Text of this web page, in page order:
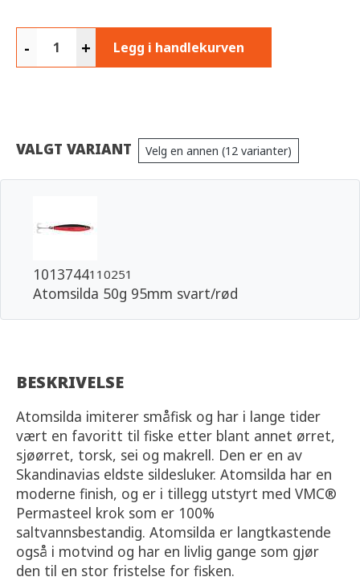
- + Legg i handlekurven
VALGT VARIANT Velg en annen (12 varianter)
1013744110251
Atomsilda 50g 95mm svart/rød
BESKRIVELSE
Atomsilda imiterer småfisk og har i lange tider
vært en favoritt til fiske etter blant annet ørret,
sjøørret, torsk, sei og makrell. Den er en av
Skandinavias eldste sildesluker. Atomsilda har en
moderne finish, og er i tillegg utstyrt med VMC®
Permasteel krok som er 100%
saltvannsbestandig. Atomsilda er langtkastende
også i motvind og har en livlig gange som gjør
den til en stor fristelse for fisken.